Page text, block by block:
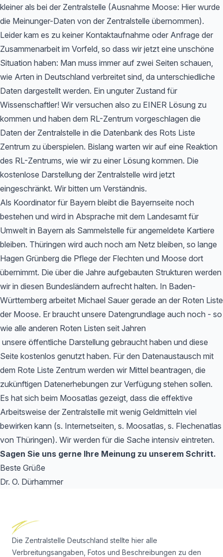
kleiner als bei der Zentralstelle (Ausnahme Moose: Hier wurde
die Meinunger-Daten von der Zentralstelle übernommen).
Leider kam es zu keiner Kontaktaufnahme oder Anfrage der
Zusammenarbeit im Vorfeld, so dass wir jetzt eine unschöne
Situation haben: Man muss immer auf zwei Seiten schauen,
wie Arten in Deutschland verbreitet sind, da unterschiedliche
Daten dargestellt werden. Ein unguter Zustand für
Wissenschaftler! Wir versuchen also zu EINER Lösung zu
kommen und haben dem RL-Zentrum vorgeschlagen die
Daten der Zentralstelle in die Datenbank des Rots Liste
Zentrum zu überspielen. Bislang warten wir auf eine Reaktion
des RL-Zentrums, wie wir zu einer Lösung kommen. Die
kostenlose Darstellung der Zentralstelle wird jetzt
eingeschränkt. Wir bitten um Verständnis.
Als Koordinator für Bayern bleibt die Bayernseite noch
bestehen und wird in Absprache mit dem Landesamt für
Umwelt in Bayern als Sammelstelle für angemeldete Kartiere
bleiben. Thüringen wird auch noch am Netz bleiben, so lange
Hagen Grünberg die Pflege der Flechten und Moose dort
übernimmt. Die über die Jahre aufgebauten Strukturen werden
wir in diesen Bundesländern aufrecht halten. In Baden-
Württemberg arbeitet Michael Sauer gerade an der Roten Liste
der Moose. Er braucht unsere Datengrundlage auch noch - so
wie alle anderen Roten Listen seit Jahren
unsere öffentliche Darstellung gebraucht haben und diese
Seite kostenlos genutzt haben. Für den Datenaustausch mit
dem Rote Liste Zentrum werden wir Mittel beantragen, die
zukünftigen Datenerhebungen zur Verfügung stehen sollen.
Es hat sich beim Moosatlas gezeigt, dass die effektive
Arbeitsweise der Zentralstelle mit wenig Geldmitteln viel
bewirken kann (s. Internetseiten, s. Moosatlas, s. Flechenatlas
von Thüringen). Wir werden für die Sache intensiv eintreten.
Sagen Sie uns gerne Ihre Meinung zu unserem Schritt.
Beste Grüße
Dr. O. Dürhammer
Die Zentralstelle Deutschland stellte hier alle
Verbreitungsangaben, Fotos und Beschreibungen zu den